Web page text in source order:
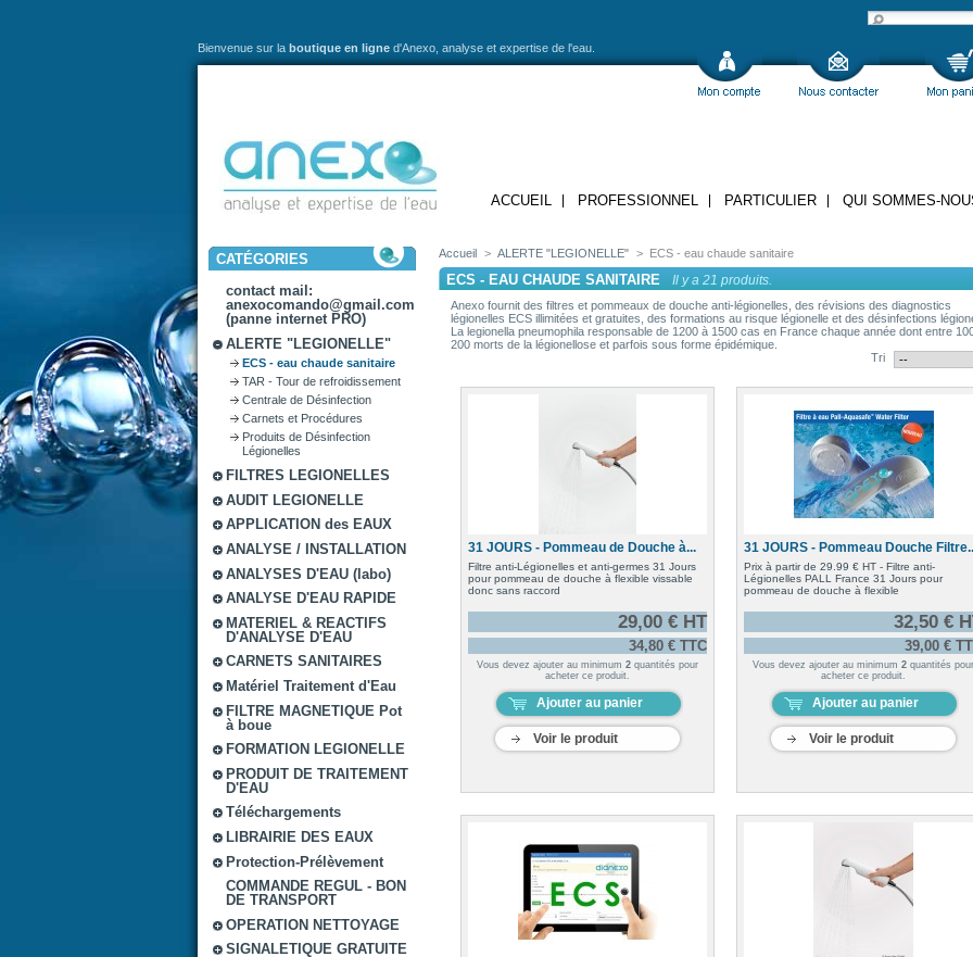
Bienvenue sur la boutique en ligne d'Anexo, analyse et expertise de l'eau.
ACCUEIL PROFESSIONNEL PARTICULIER QUI SOMMES-
CATÉGORIES
contact mail:
anexocomando@gmail.com
(panne internet PRO)
ALERTE "LEGIONELLE"
ECS - eau chaude sanitaire
TAR - Tour de refroidissement
Centrale de Désinfection
Carnets et Procédures
Produits de Désinfection
Légionelles
FILTRES LEGIONELLES
AUDIT LEGIONELLE
APPLICATION des EAUX
ANALYSE / INSTALLATION
ANALYSES D'EAU (labo)
ANALYSE D'EAU RAPIDE
MATERIEL & REACTIFS
D'ANALYSE D'EAU
CARNETS SANITAIRES
Matériel Traitement d'Eau
FILTRE MAGNETIQUE Pot
à boue
FORMATION LEGIONELLE
PRODUIT DE TRAITEMENT
D'EAU
Téléchargements
LIBRAIRIE DES EAUX
Protection-Prélèvement
COMMANDE REGUL - BON
DE TRANSPORT
OPERATION NETTOYAGE
SIGNALETIQUE GRATUITE
Accueil > ALERTE "LEGIONELLE" > ECS - eau chaude sanitaire
ECS - EAU CHAUDE SANITAIRE Il y a 21 produits.
Anexo fournit des filtres et pommeaux de douche anti-légionelles, des révisions des diagnostics
légionelles ECS illimitées et gratuites, des formations au risque légionelle et des désinfections
La legionella pneumophila responsable de 1200 à 1500 cas en France chaque année dont entre
200 morts de la légionellose et parfois sous forme épidémique.
Tri
31 JOURS - Pommeau de Douche à...
Filtre anti-Légionelles et anti-germes 31 Jours
pour pommeau de douche à flexible vissable
donc sans raccord
29,00 € HT
34,80 € TTC
Vous devez ajouter au minimum 2 quantités pour
acheter ce produit.
Ajouter au panier
Voir le produit
31 JOURS - Pommeau Douche
Prix à partir de 29.99 € HT - Filtre anti-
Légionelles PALL France 31 Jours pour
pommeau de douche à flexible
32,50 €
39,00 €
Vous devez ajouter au minimum 2 quantités pour
acheter ce produit.
Ajouter au panier
Voir le produit